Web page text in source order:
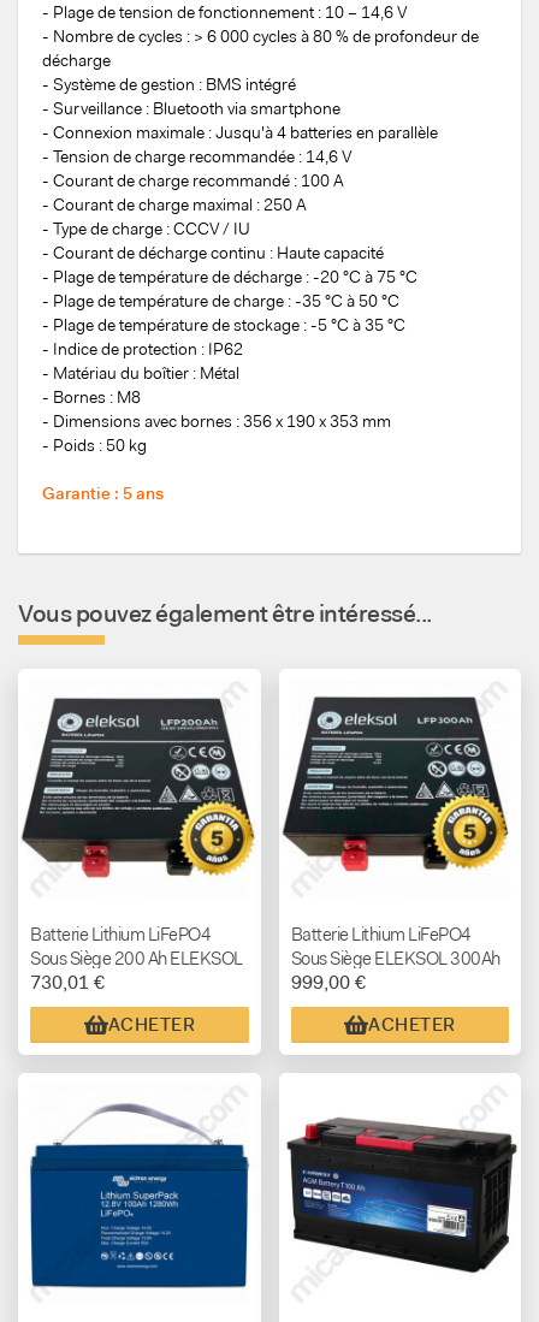
- Plage de tension de fonctionnement : 10 – 14,6 V
- Nombre de cycles : > 6 000 cycles à 80 % de profondeur de
décharge
- Système de gestion : BMS intégré
- Surveillance : Bluetooth via smartphone
- Connexion maximale : Jusqu'à 4 batteries en parallèle
- Tension de charge recommandée : 14,6 V
- Courant de charge recommandé : 100 A
- Courant de charge maximal : 250 A
- Type de charge : CCCV / IU
- Courant de décharge continu : Haute capacité
- Plage de température de décharge : -20 °C à 75 °C
- Plage de température de charge : -35 °C à 50 °C
- Plage de température de stockage : -5 °C à 35 °C
- Indice de protection : IP62
- Matériau du boîtier : Métal
- Bornes : M8
- Dimensions avec bornes : 356 x 190 x 353 mm
- Poids : 50 kg
Garantie : 5 ans
Vous pouvez également être intéressé...
Batterie Lithium LiFePO4
Sous Siège 200 Ah ELEKSOL
730,01 €
ACHETER
Batterie Lithium LiFePO4
Sous Siège ELEKSOL 300Ah
12,8V Bluetooth V2
999,00 €
ACHETER